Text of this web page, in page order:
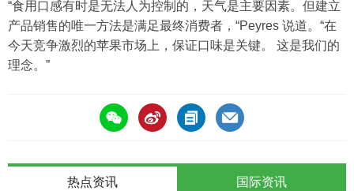
“食用口感有时是无法人为控制的，天气是主要因素。但建立
产品销售的唯一方法是满足最终消费者，“Peyres 说道。“在
今天竞争激烈的苹果市场上，保证口味是关键。 这是我们的
理念。”
热点资讯 国际资讯